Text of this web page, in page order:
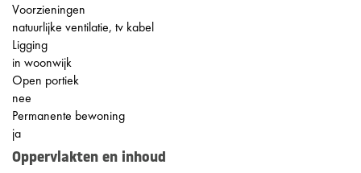
Voorzieningen
natuurlijke ventilatie, tv kabel
Ligging
in woonwijk
Open portiek
nee
Permanente bewoning
ja
Oppervlakten en inhoud